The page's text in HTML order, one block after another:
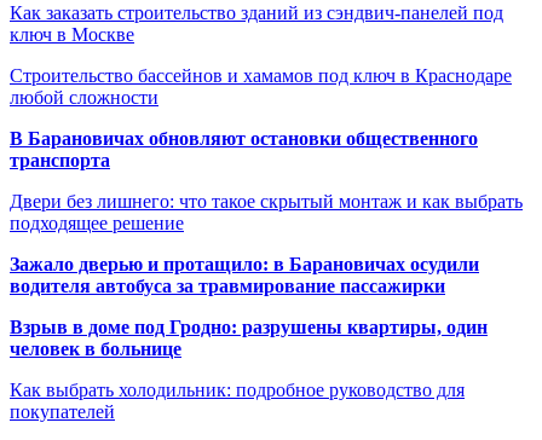
Как заказать строительство зданий из сэндвич-панелей под
ключ в Москве
Строительство бассейнов и хамамов под ключ в Краснодаре
любой сложности
В Барановичах обновляют остановки общественного
транспорта
Двери без лишнего: что такое скрытый монтаж и как выбрать
подходящее решение
Зажало дверью и протащило: в Барановичах осудили
водителя автобуса за травмирование пассажирки
Взрыв в доме под Гродно: разрушены квартиры, один
человек в больнице
Как выбрать холодильник: подробное руководство для
покупателей